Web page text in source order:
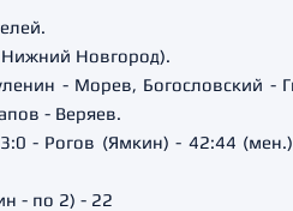
Нижний Новгород).
- Морев, Богословский -
- Веряев.
- Рогов (Ямкин) - 42:44
- по 2) - 22